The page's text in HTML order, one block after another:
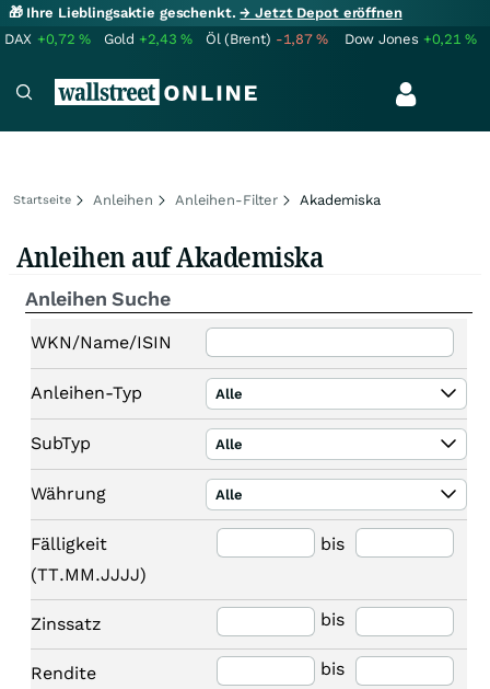
🎁 Ihre Lieblingsaktie geschenkt.→ Jetzt Depot eröffnen
DAX +0,72% Gold +2,43% Öl (Brent) -1,87% Dow Jones +0,21%
Startseite Anleihen Anleihen-Filter Akademiska
Anleihen auf Akademiska
Anleihen Suche
WKN/Name/ISIN
Anleihen-Typ Alle
SubTyp Alle
Währung Alle
Fälligkeit
(TT.MM.JJJJ)
bis
Zinssatz bis
Rendite bis